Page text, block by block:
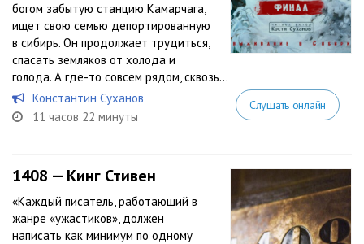
богом забытую станцию Камарчага,
ищет свою семью депортированную
в сибирь. Он продолжает трудиться,
спасать земляков от холода и
голода. А где-то совсем рядом, сквозь...
Константин Суханов
11 часов 22 минуты
Слушать онлайн
1408 — Кинг Стивен
«Каждый писатель, работающий в
жанре «ужастиков», должен
написать как минимум по одному